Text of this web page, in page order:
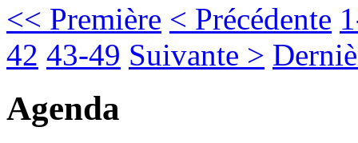
<< Première < Précédente
42 43-49 Suivante >
Agenda